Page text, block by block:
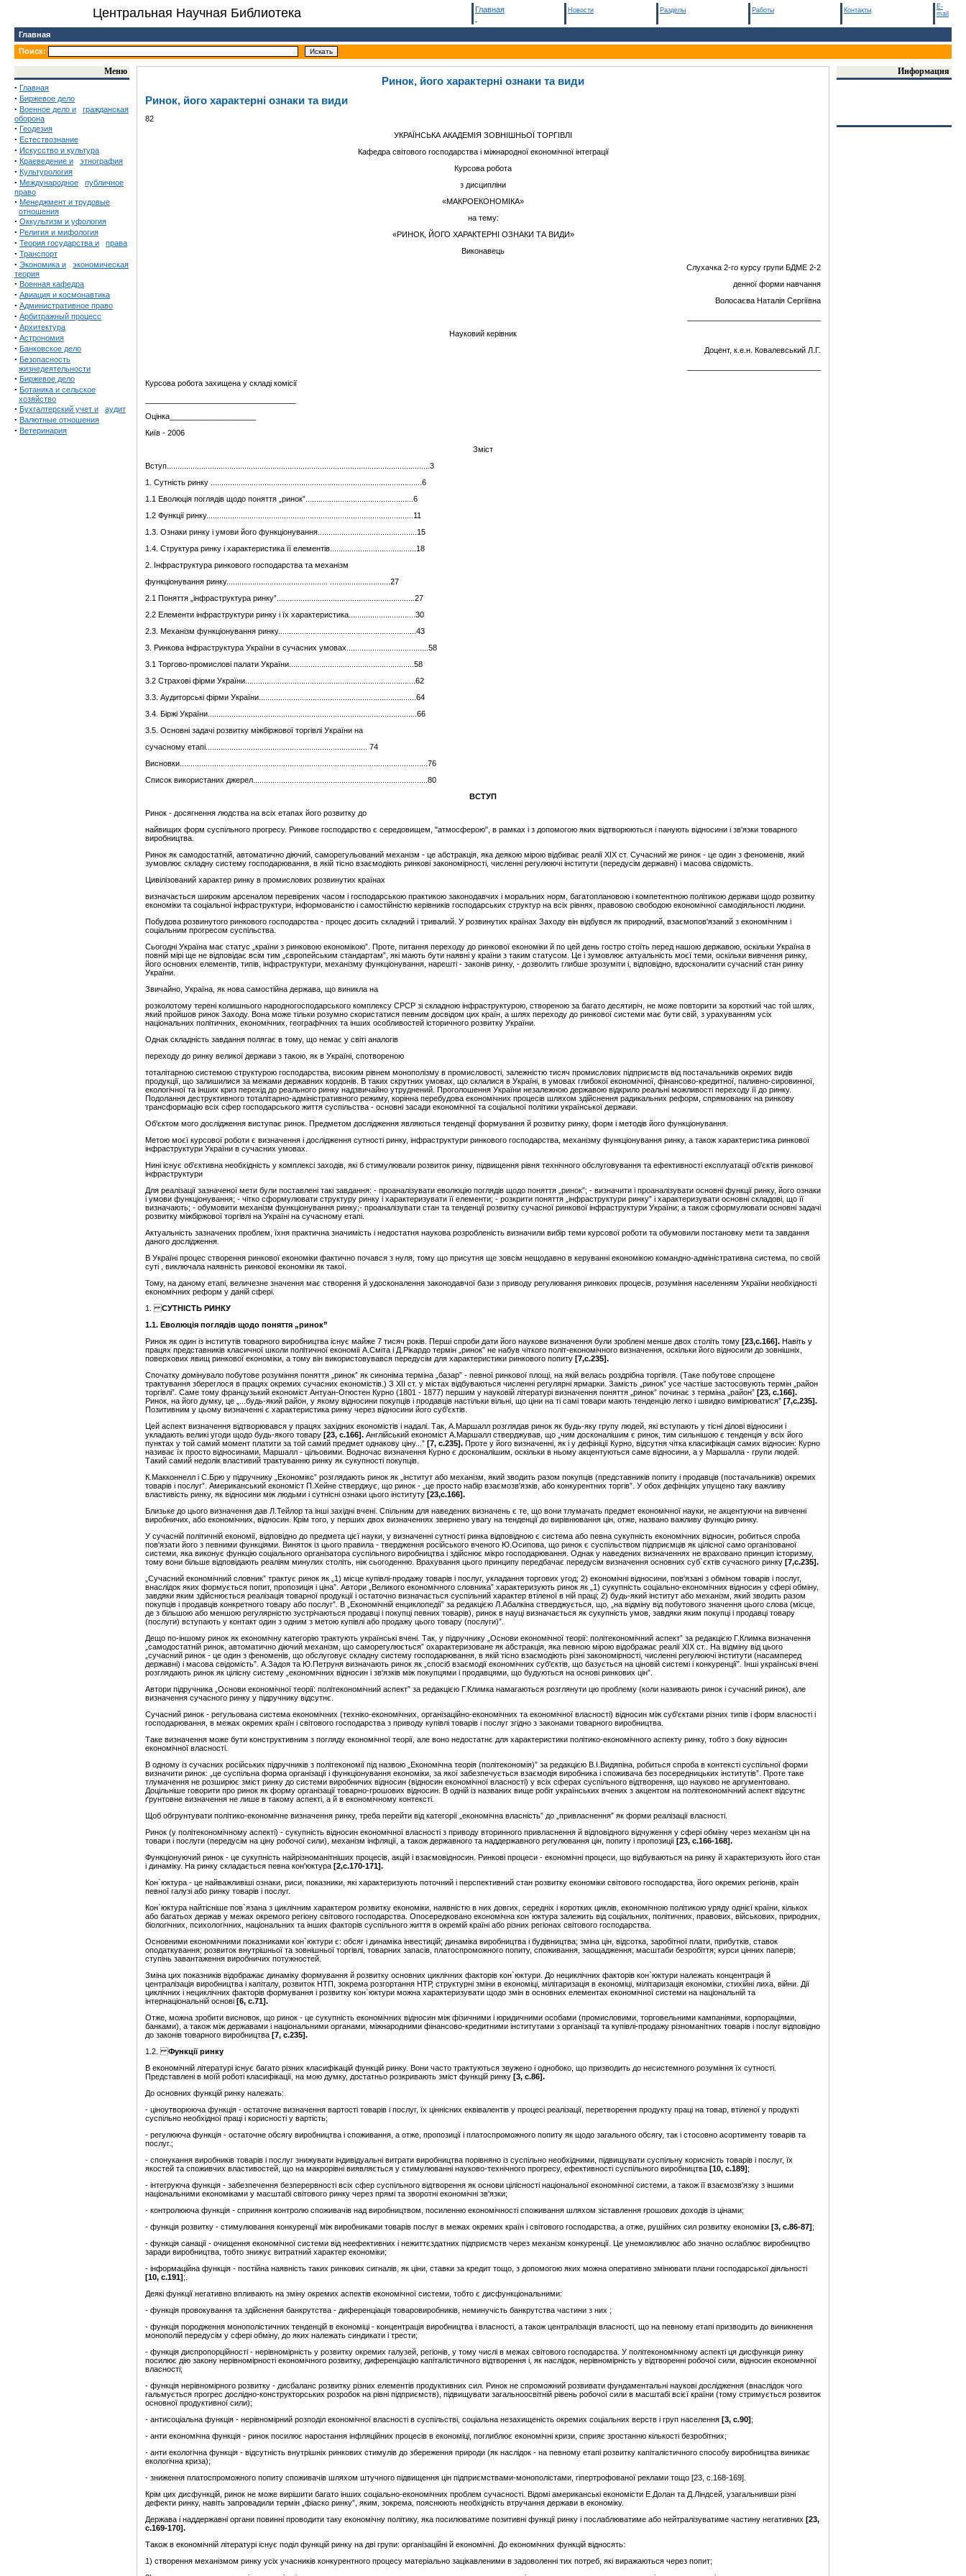
Центральная Научная Библиотека Главная Новости Разделы Работы Контакты
E-
mail
Главная
Поиск:
Меню
· Главная
· Биржевое дело
· Военное дело и
гражданская
оборона
· Геодезия
· Естествознание
· Искусство и культура
· Краеведение и этнография
· Культурология
· Международное
публичное
право
· Менеджмент и трудовые
отношения
· Оккультизм и уфология
· Религия и мифология
· Теория государства и права
· Транспорт
· Экономика и
экономическая
теория
· Военная кафедра
· Авиация и космонавтика
· Административное право
· Арбитражный процесс
· Архитектура
· Астрономия
· Банковское дело
· Безопасность
жизнедеятельности
· Биржевое дело
· Ботаника и сельское
хозяйство
· Бухгалтерский учет и аудит
· Валютные отношения
· Ветеринария
Ринок, його характерні ознаки та види
Ринок, його характерні ознаки та види
82
УКРАЇНСЬКА АКАДЕМІЯ ЗОВНІШНЬОЇ ТОРГІВЛІ
Кафедра світового господарства і міжнародної економічної інтеграції
Курсова робота
з дисципліни
«МАКРОЕКОНОМІКА»
на тему:
«РИНОК, ЙОГО ХАРАКТЕРНІ ОЗНАКИ ТА ВИДИ»
Виконавець
Слухачка 2-го курсу групи БДМЕ 2-2
денної форми навчання
Волосаєва Наталія Сергіївна
Науковий керівник
Доцент, к.е.н. Ковалевський Л.Г.
Курсова робота захищена у складі комісії
Оцінка____________________
Київ - 2006
Зміст
Вступ..........................................................................................................................3
1.
Сутність ринку
..................................................................................................6
1.1 Еволюція поглядів щодо поняття „ринок”..................................................6
1.2 Функції ринку................................................................................................11
1.3. Ознаки ринку і умови його функціонування..............................................15
1.4. Структура ринку і характеристика її елементів........................................18
2. Інфраструктура ринкового господарства та механізм
функціонування ринку............................................... ............................27
2.1 Поняття „інфраструктура ринку”................................................................27
2.2 Елементи інфраструктури ринку і їх характеристика...............................30
2.3. Механізм функціонування ринку................................................................43
3. Ринкова інфраструктура України в сучасних умовах......................................58
3.1 Торгово-промислові палати України..........................................................58
3.2 Страхові фірми України...............................................................................62
3.3. Аудиторські фірми України.........................................................................64
3.4. Біржі України.................................................................................................66
3.5. Основні задачі розвитку міжбіржової торгівлі України на
сучасному етапі........................................................................... 74
Висновки...................................................................................................................76
Список використаних джерел.................................................................................80
ВСТУП
Ринок - досягнення людства на всіх етапах його розвитку до
найвищих форм суспільного прогресу. Ринкове господарство є середовищем, "атмосферою", в рамках і з допомогою яких відтворюються і панують відносини і зв'язки товарного
виробництва.
Ринок як самодостатній, автоматично діючий, саморегульований механізм - це абстракція, яка деякою мірою відбиває реалії XIX ст. Сучасний же ринок - це один з феноменів, який
зумовлює складну систему господарювання, в якій тісно взаємодіють ринкові закономірності, численні регулюючі інститути (передусім державні) і масова свідомість.
Цивілізований характер ринку в промислових розвинутих країнах
визначається широким арсеналом перевірених часом і господарською практикою законодавчих і моральних норм, багатоплановою і компетентною політикою держави щодо розвитку
економіки та соціальної інфраструктури, інформованістю і самостійністю керівників господарських структур на всіх рівнях, правовою свободою економічної самодіяльності людини.
Побудова розвинутого ринкового господарства - процес досить складний і тривалий. У розвинутих країнах Заходу він відбувся як природний, взаємопов'язаний з економічним і
соціальним прогресом суспільства.
Сьогодні Україна має статус „країни з ринковою економікою”. Проте, питання переходу до ринкової економіки й по цей день гостро стоїть перед нашою державою, оскільки Україна в
повній мірі ще не відповідає всім тим „європейським стандартам”, які мають бути наявні у країни з таким статусом. Це і зумовлює актуальність моєї теми, оскільки вивчення ринку,
його основних елементів, типів, інфраструктури, механізму функціонування, нарешті - законів ринку, - дозволить глибше зрозуміти і, відповідно, вдосконалити сучасний стан ринку
України.
Звичайно, Україна, як нова самостійна держава, що виникла на
розколотому терені колишнього народногосподарського комплексу СРСР зі складною інфраструктурою, створеною за багато десятиріч, не може повторити за короткий час той шлях,
який пройшов ринок Заходу. Вона може тільки розумно скористатися певним досвідом цих країн, а шлях переходу до ринкової системи має бути свій, з урахуванням усіх
національних політичних, економічних, географічних та інших особливостей історичного розвитку України.
Однак складність завдання полягає в тому, що немає у світі аналогів
переходу до ринку великої держави з такою, як в Україні, спотвореною
тоталітарною системою структурою господарства, високим рівнем монополізму в промисловості, залежністю тисяч промислових підприємств від постачальників окремих видів
продукції, що залишилися за межами державних кордонів. В таких скрутних умовах, що склалися в Україні, в умовах глибокої економічної, фінансово-кредитної, паливно-сировинної,
екологічної та інших криз перехід до реального ринку надзвичайно утруднений. Проголошення України незалежною державою відкрило реальні можливості переходу її до ринку.
Подолання деструктивного тоталітарно-адміністративного режиму, корінна перебудова економічних процесів шляхом здійснення радикальних реформ, спрямованих на ринкову
трансформацію всіх сфер господарського життя суспільства - основні засади економічної та соціальної політики української держави.
Об'єктом мого дослідження виступає ринок. Предметом дослідження являються тенденції формування й розвитку ринку, форм і методів його функціонування.
Метою моєї курсової роботи є визначення і дослідження сутності ринку, інфраструктури ринкового господарства, механізму функціонування ринку, а також характеристика ринкової
інфраструктури України в сучасних умовах.
Нині існує об'єктивна необхідність у комплексі заходів, які б стимулювали розвиток ринку, підвищення рівня технічного обслуговування та ефективності експлуатації об'єктів ринкової
інфраструктури
Для реалізації зазначеної мети були поставлені такі завдання: - проаналізувати еволюцію поглядів щодо поняття „ринок”; - визначити і проаналізувати основні функції ринку, його ознаки
і умови функціонування; - чітко сформулювати структуру ринку і характеризувати її елементи; - розкрити поняття „інфраструктури ринку” і характеризувати основні складові, що її
визначають; - обумовити механізм функціонування ринку;- проаналізувати стан та тенденції розвитку сучасної ринкової інфраструктури України; а також сформулювати основні задачі
розвитку міжбіржової торгівлі на Україні на сучасному етапі.
Актуальність зазначених проблем, їхня практична значимість і недостатня наукова розробленість визначили вибір теми курсової роботи та обумовили постановку мети та завдання
даного дослідження.
В Україні процес створення ринкової економіки фактично почався з нуля, тому що присутня ще зовсім нещодавно в керуванні економікою командно-адміністративна система, по своїй
суті , виключала наявність ринкової економіки як такої.
Тому, на даному етапі, величезне значення має створення й удосконалення законодавчої бази з приводу регулювання ринкових процесів, розуміння населенням України необхідності
економічних реформ у даній сфері.
1.СУТНІСТЬ РИНКУ
1.1. Еволюція поглядів щодо поняття „ринок”
Ринок як один із інститутів товарного виробництва існує майже 7 тисяч років. Перші спроби дати його наукове визначення були зроблені менше двох століть тому [23,с.166]. Навіть у
працях представників класичної школи політичної економії А.Сміта і Д.Рікардо термін „ринок” не набув чіткого політ-економічного визначення, оскільки його відносили до зовнішніх,
поверхових явищ ринкової економіки, а тому він використовувався передусім для характеристики ринкового попиту [7,с.235].
Спочатку домінувало побутове розуміння поняття „ринок” як синоніма терміна „базар” - певної ринкової площі, на якій велась роздрібна торгівля. (Таке побутове спрощене
трактування збереглося в працях окремих сучасних економістів.) З ХІІ ст. у містах відбуваються численні регулярні ярмарки. Замість „ринок” усе частіше застосовують термін „район
торгівлі”. Саме тому французький економіст Антуан-Огюстен Курно (1801 - 1877) першим у науковій літературі визначення поняття „ринок” починає з терміна „район” [23, с.166].
Ринок, на його думку, це „...будь-який район, у якому відносини покупців і продавців настільки вільні, що ціни на ті самі товари мають тенденцію легко і швидко вимірюватися” [7,с.235].
Позитивним у цьому визначенні є характеристика ринку через відносини його суб'єктів.
Цей аспект визначення відтворювався у працях західних економістів і надалі. Так, А.Маршалл розглядав ринок як будь-яку групу людей, які вступають у тісні ділові відносини і
укладають великі угоди щодо будь-якого товару [23, с.166]. Англійський економіст А.Маршалл стверджував, що „чим досконалішим є ринок, тим сильнішою є тенденція у всіх його
пунктах у той самий момент платити за той самий предмет однакову ціну...” [7, с.235]. Проте у його визначенні, як і у дефініції Курно, відсутня чітка класифікація самих відносин: Курно
називає їх просто відносинами, Маршалл - цільовими. Водночас визначення Курно є досконалішим, оскільки в ньому акцентуються саме відносини, а у Маршалла - групи людей.
Такий самий недолік властивий трактуванню ринку як сукупності покупців.
К.Макконнелл і С.Брю у підручнику „Економікс” розглядають ринок як „інститут або механізм, який зводить разом покупців (представників попиту і продавців (постачальників) окремих
товарів і послуг”. Американський економіст П.Хейне стверджує, що ринок - „це просто набір взаємозв'язків, або конкурентних торгів”. У обох дефініціях упущено таку важливу
властивість ринку, як відносини між людьми і сутнісні ознаки цього інституту [23,с.166].
Близьке до цього визначення дав Л.Тейлор та інші західні вчені. Спільним для наведених визначень є те, що вони тлумачать предмет економічної науки, не акцентуючи на вивченні
виробничих, або економічних, відносин. Крім того, у перших двох визначеннях звернено увагу на тенденції до вирівнювання цін, отже, названо важливу функцію ринку.
У сучасній політичній економії, відповідно до предмета цієї науки, у визначенні сутності ринка відповідною є система або певна сукупність економічних відносин, робиться спроба
пов'язати його з певними функціями. Виняток із цього правила - твердження російського вченого Ю.Осипова, що ринок є суспільством підприємців як цілісної само організованої
системи, яка виконує функцію соціального організатора суспільного виробництва і здійснює мікро господарювання. Однак у наведених визначеннях не враховано принцип історизму,
тому вони більше відповідають реаліям минулих століть, ніж сьогоденню. Врахування цього принципу передбачає передусім визначення основних суб`єктів сучасного ринку [7,с.235].
„Сучасний економічний словник” трактує ринок як „1) місце купівлі-продажу товарів і послуг, укладання торгових угод; 2) економічні відносини, пов'язані з обміном товарів і послуг,
внаслідок яких формується попит, пропозиція і ціна”. Автори „Великого економічного словника” характеризують ринок як „1) сукупність соціально-економічних відносин у сфері обміну,
завдяки яким здійснюється реалізація товарної продукції і остаточно визначається суспільний характер втіленої в ній праці; 2) будь-який інститут або механізм, який зводить разом
покупців і продавців конкретного товару або послуг”. В „Економічній енциклопедії” за редакцією Л.Абалкіна стверджується, що, „на відміну від побутового значення цього слова (місце,
де з більшою або меншою регулярністю зустрічаються продавці і покупці певних товарів), ринок в науці визначається як сукупність умов, завдяки яким покупці і продавці товару
(послуги) вступають у контакт один з одним з метою купівлі або продажу цього товару (послуги)”.
Дещо по-іншому ринок як економічну категорію трактують українські вчені. Так, у підручнику „Основи економічної теорії: політекономічний аспект” за редакцією Г.Климка визначення
„самодостатній ринок, автоматично діючий механізм, що саморегулюється” охарактеризоване як абстракція, яка певною мірою відображає реалії ХІХ ст.. На відміну від цього
„сучасний ринок - це один з феноменів, що обслуговує складну систему господарювання, в якій тісно взаємодіють різні закономірності, численні регулюючі інститути (насамперед
державні) і масова свідомість”. А.Задоя та Ю.Петруня визначають ринок як „спосіб взаємодії економічних суб'єктів, що базується на ціновій системі і конкуренції”. Інші українські вчені
розглядають ринок як цілісну систему „економічних відносин і зв'язків між покупцями і продавцями, що будуються на основі ринкових цін”.
Автори підручника „Основи економічної теорії: політекономічний аспект” за редакцією Г.Климка намагаються розглянути цю проблему (коли називають ринок і сучасний ринок), але
визначення сучасного ринку у підручнику відсутнє.
Сучасний ринок - регульована система економічних (техніко-економічних, організаційно-економічних та економічної власності) відносин між суб'єктами різних типів і форм власності і
господарювання, в межах окремих країн і світового господарства з приводу купівлі товарів і послуг згідно з законами товарного виробництва.
Таке визначення може бути конструктивним з погляду економічної теорії, але воно недостатнє для характеристики політико-економічного аспекту ринку, тобто з боку відносин
економічної власності.
В одному із сучасних російських підручників з політекономії під назвою „Економічна теорія (політекономія)” за редакцією В.І.Видяпіна, робиться спроба в контексті суспільної форми
визначити ринок: „це суспільна форма організації і функціонування економіки, за якої забезпечується взаємодія виробника і споживача без посередницьких інститутів”. Проте таке
тлумачення не розширює зміст ринку до системи виробничих відносин (відносин економічної власності) у всіх сферах суспільного відтворення, що науково не аргументовано.
Доцільніше говорити про ринок як форму організації товарно-грошових відносин. В одній із названих вище робіт українських вчених з акцентом на політекономічний аспект відсутнє
ґрунтовне визначення не лише в такому аспекті, а й в економічному контексті.
Щоб обгрунтувати політико-економічне визначення ринку, треба перейти від категорії „економічна власність” до „привласнення” як форми реалізації власності.
Ринок (у політекономічному аспекті) - сукупність відносин економічної власності з приводу вторинного привласнення й відповідного відчуження у сфері обміну через механізм цін на
товари і послуги (передусім на ціну робочої сили), механізм інфляції, а також державного та наддержавного регулювання цін, попиту і пропозиції [23, с.166-168].
Функціонуючий ринок - це сукупність найрізноманітніших процесів, акцій і взаємовідносин. Ринкові процеси - економічні процеси, що відбуваються на ринку й характеризують його стан
і динаміку. На ринку складається певна кон'юктура [2,с.170-171].
Кон`юктура - це найважливіші ознаки, риси, показники, які характеризують поточний і перспективний стан розвитку економіки світового господарства, його окремих регіонів, країн
певної галузі або ринку товарів і послуг.
Кон`юктура найтісніше пов`язана з циклічним характером розвитку економіки, наявністю в них довгих, середніх і коротких циклів, економічною політикою уряду однієї країни, кількох
або багатьох держав у межах окремого регіону світового господарства. Опосередковано економічна кон`юктура залежить від соціальних, політичних, правових, військових, природних,
біологічних, психологічних, національних та інших факторів суспільного життя в окремій країні або різних регіонах світового господарства.
Основними економічними показниками кон`юктури є: обсяг і динаміка інвестицій; динаміка виробництва і будівництва; зміна цін, відсотка, заробітної плати, прибутків, ставок
оподаткування; розвиток внутрішньої та зовнішньої торгівлі, товарних запасів, платоспроможного попиту, споживання, заощадження; масштаби безробіття; курси цінних паперів;
ступінь завантаження виробничих потужностей.
Зміна цих показників відображає динаміку формування й розвитку основних циклічних факторів кон`юктури. До нециклічних факторів кон`юктури належать концентрація й
централізація виробництва і капіталу, розвиток НТП, зокрема розгортання НТР, структурні зміни в економіці, мілітаризація в економіці, мілітаризація економіки, стихійні лиха, війни. Дії
циклічних і нециклічних факторів формування і розвитку кон`юктури можна характеризувати щодо змін в основних елементах економічної системи на національній та
інтернаціональній основі [6, с.71].
Отже, можна зробити висновок, що ринок - це сукупність економічних відносин між фізичними і юридичними особами (промисловими, торговельними кампаніями, корпораціями,
банками), а також між державами і національними органами, міжнародними фінансово-кредитними інститутами з організації та купівлі-продажу різноманітних товарів і послуг відповідно
до законів товарного виробництва [7, с.235].
1.2.Функції ринку
В економічній літературі існує багато різних класифікацій функцій ринку. Вони часто трактуються звужено і однобоко, що призводить до несистемного розуміння їх сутності.
Представлені в моїй роботі класифікації, на мою думку, достатньо розкривають зміст функцій ринку [3, с.86].
До основних функцій ринку належать:
- ціноутворююча функція - остаточне визначення вартості товарів і послуг, їх ціннісних еквівалентів у процесі реалізації, перетворення продукту праці на товар, втіленої у продукті
суспільно необхідної праці і корисності у вартість;
- регулююча функція - остаточне обсягу виробництва і споживання, а отже, пропозиції і платоспроможного попиту як щодо загального обсягу, так і стосовно асортименту товарів та
послуг.;
- спонукання виробників товарів і послуг знижувати індивідуальні витрати виробництва порівняно із суспільно необхідними, підвищувати суспільну корисність товарів і послуг, їх
якостей та споживчих властивостей, що на макрорівні виявляється у стимулюванні науково-технічного прогресу, ефективності суспільного виробництва [10, с.189];
- інтегруюча функція - забезпечення безперервності всіх сфер суспільного відтворення як основи цілісності національної економічної системи, а також її взаємозв'язку з іншими
національними економіками у масштабі світового ринку через прямі та зворотні економічні зв'язки;
- контролююча функція - сприяння контролю споживачів над виробництвом, посиленню економічності споживання шляхом зіставлення грошових доходів із цінами;
- функція розвитку - стимулювання конкуренції між виробниками товарів послуг в межах окремих країн і світового господарства, а отже, рушійних сил розвитку економіки [3, с.86-87];
- функція санації - очищення економічної системи від неефективних і нежиттєздатних підприємств через механізм конкуренції. Це унеможливлює або значно ослаблює виробництво
заради виробництва, тобто знижує витратний характер економіки;
- інформаційна функція - постійна наявність таких ринкових сигналів, як ціни, ставки за кредит тощо, з допомогою яких можна оперативно змінювати плани господарської діяльності
[10, с.191];.
Деякі функції негативно впливають на зміну окремих аспектів економічної системи, тобто є дисфункціональними:
- функція провокування та здійснення банкрутства - диференціація товаровиробників, неминучість банкрутства частини з них ;
- функція породження монополістичних тенденцій в економіці - концентрація виробництва і власності, а також централізація власності, що на певному етапі призводить до виникнення
монополій передусім у сфері обміну, до яких належать синдикати і трести;
- функція диспропорційності - нерівномірність у розвитку окремих галузей, регіонів, у тому числі в межах світового господарства. У політекономічному аспекті ця дисфункція ринку
посилює дію закону нерівномірності економічного розвитку, диференціацію капіталістичного відтворення і, як наслідок, нерівномірність у відтворенні робочої сили, відносин економічної
власності;
- функція нерівномірного розвитку - дисбаланс розвитку різних елементів продуктивних сил. Ринок не спроможний розвивати фундаментальні наукові дослідження (внаслідок чого
гальмується прогрес дослідно-конструкторських розробок на рівні підприємств), підвищувати загальноосвітній рівень робочої сили в масштабі всієї країни (тому стримується розвиток
основної продуктивної сили);
- антисоціальна функція - нерівномірний розподіл економічної власності в суспільстві, соціальна незахищеність окремих соціальних верств і груп населення [3, с.90];
- анти економічна функція - ринок посилює наростання інфляційних процесів в економіці, поглиблює економічні кризи, сприяє зростанню кількості безробітних;
- анти екологічна функція - відсутність внутрішніх ринкових стимулів до збереження природи (як наслідок - на певному етапі розвитку капіталістичного способу виробництва виникає
екологічна криза);
- зниження платоспроможного попиту споживачів шляхом штучного підвищення цін підприємствами-монополістами, гіпертрофованої реклами тощо [23, с.168-169].
Крім цих дисфункцій, ринок не може вирішити багато інших соціально-економічних проблем сучасності. Відомі американські економісти Е.Долан та Д.Ліндсей, узагальнивши різні
дефекти ринку, навіть запровадили термін „фіаско ринку”, яким, зокрема, пояснюють необхідність втручання держави в економіку.
Держава і наддержавні органи повинні проводити таку економічну політику, яка посилюватиме позитивні функції ринку і послаблюватиме або нейтралізуватиме частину негативних [23,
с.169-170].
Також в економічній літературі існує поділ функцій ринку на дві групи: організаційні й економічні. До економічних функцій відносять:
1) створення механізмом ринку усіх учасників конкурентного процесу матеріально зацікавленими в задоволенні тих потреб, які виражаються через попит;
Информация